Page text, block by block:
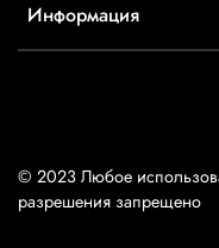
Информация
© 2023 Любое
разрешения запрещено